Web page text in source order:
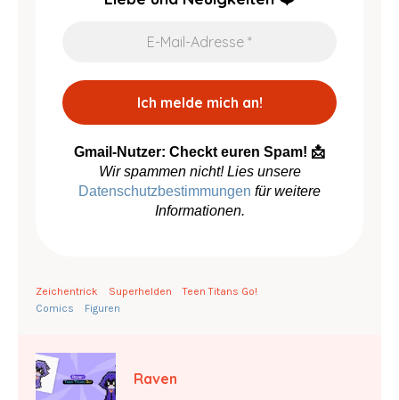
Gmail-Nutzer: Checkt euren Spam! 📩
Wir spammen nicht! Lies unsere
Datenschutzbestimmungen für weitere
Informationen.
Zeichentrick Superhelden
Teen Titans Go!
Comics
Figuren
Raven